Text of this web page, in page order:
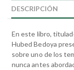
DESCRIPCIÓN
En este libro,
Hubed Bedoya
sobre uno de los
nunca antes